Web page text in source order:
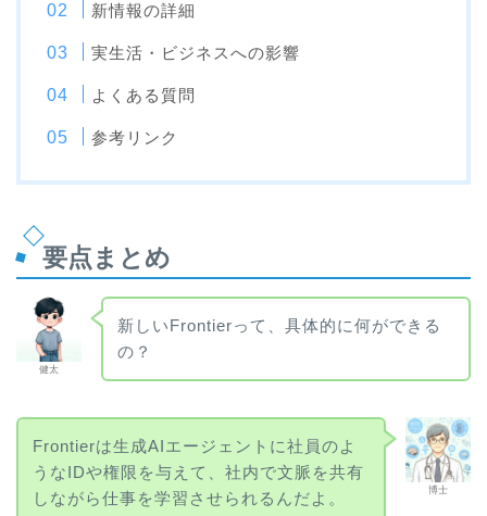
新情報の詳細
実生活・ビジネスへの影響
よくある質問
参考リンク
要点まとめ
健太
新しいFrontierって、具体的に何ができる
の？
博士
Frontierは生成AIエージェントに社員のよ
うなIDや権限を与えて、社内で文脈を共有
しながら仕事を学習させられるんだよ。